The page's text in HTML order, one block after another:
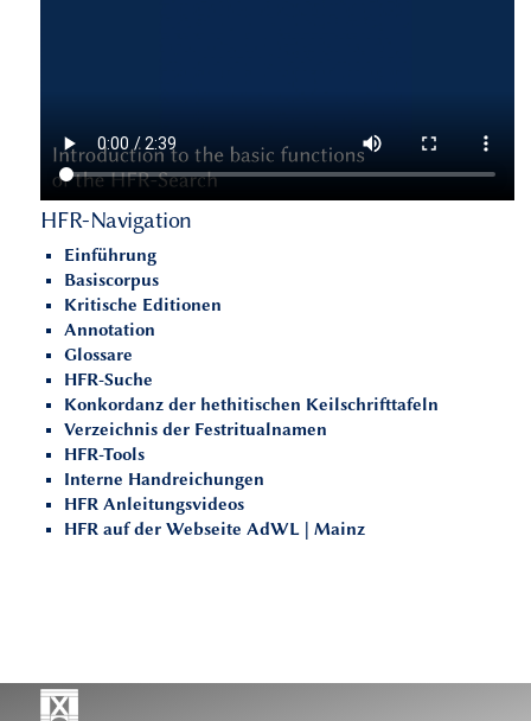
HFR-Navigation
Einführung
Basiscorpus
Kritische Editionen
Annotation
Glossare
HFR-Suche
Konkordanz der hethitischen Keilschrifttafeln
Verzeichnis der Festritualnamen
HFR-Tools
Interne Handreichungen
HFR Anleitungsvideos
HFR auf der Webseite AdWL | Mainz